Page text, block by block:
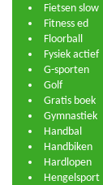
Fietsen slow
Fitness ed
Floorball
Fysiek actief
G-sporten
Golf
Gratis boek
Gymnastiek
Handbal
Handbiken
Hardlopen
Hengelsport